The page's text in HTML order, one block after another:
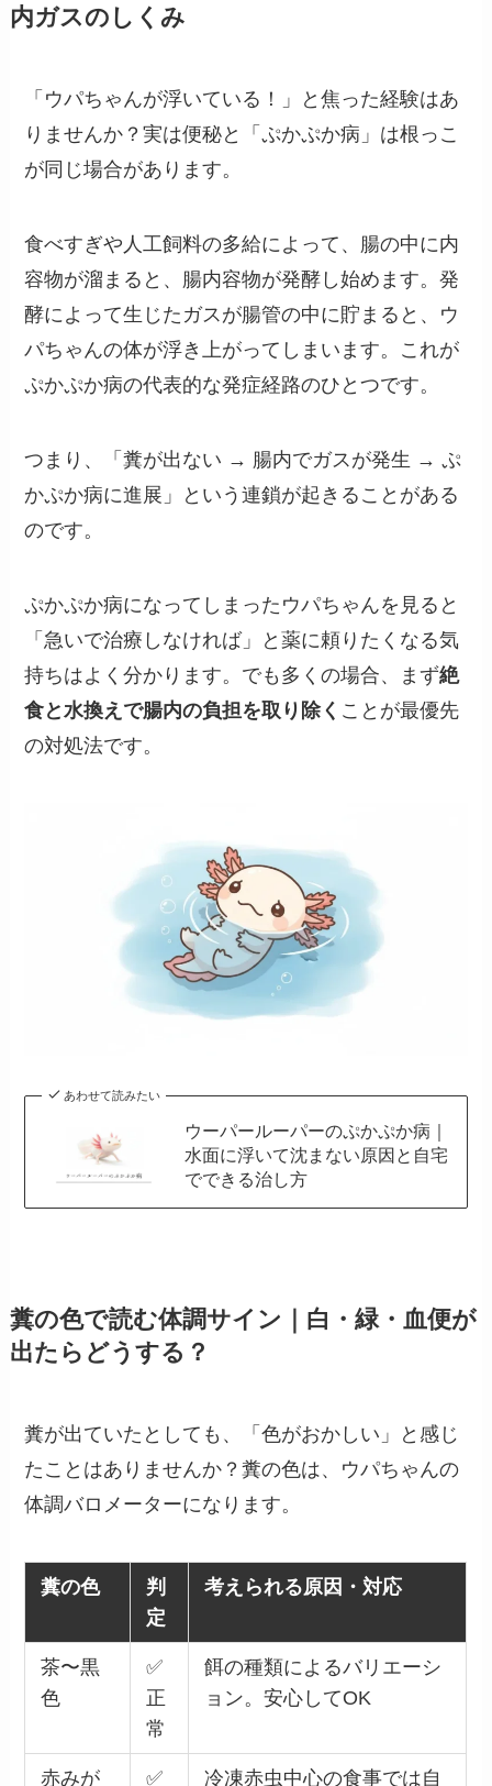
内ガスのしくみ
「ウパちゃんが浮いている！」と焦った経験はあ
りませんか？実は便秘と「ぷかぷか病」は根っこ
が同じ場合があります。
食べすぎや人工飼料の多給によって、腸の中に内
容物が溜まると、腸内容物が発酵し始めます。発
酵によって生じたガスが腸管の中に貯まると、ウ
パちゃんの体が浮き上がってしまいます。これが
ぷかぷか病の代表的な発症経路のひとつです。
つまり、「糞が出ない → 腸内でガスが発生 → ぷ
かぷか病に進展」という連鎖が起きることがある
のです。
ぷかぷか病になってしまったウパちゃんを見ると
「急いで治療しなければ」と薬に頼りたくなる気
持ちはよく分かります。でも多くの場合、まず絶
食と水換えで腸内の負担を取り除く ことが最優先
の対処法です。
あわせて読みたい
ウーパールーパーのぷかぷか病｜
水面に浮いて沈まない原因と自宅
でできる治し方
糞の色で読む体調サイン｜白・緑・血便が
出たらどうする？
糞が出ていたとしても、「色がおかしい」と感じ
たことはありませんか？糞の色は、ウパちゃんの
体調バロメーターになります。
糞の色
判
定
考えられる原因・対応
茶〜黒
色
✅
正
常
餌の種類によるバリエーシ
ョン。安心してOK
赤みが ✅ 冷凍赤虫中心の食事では自